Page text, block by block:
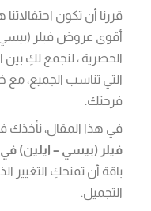
قررنا أن تكون
أقوى عروض فيلر (بيسي
الحصرية ، لنجمع لكِ بين
التي تناسب الجميع،
فرحتك.
في هذا المقال،
فيلر (بيسي – ايلين)
باقة أن تمنحكِ التغيير
التجميل.